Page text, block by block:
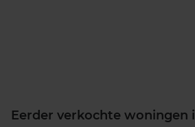
Eerder verkochte woningen